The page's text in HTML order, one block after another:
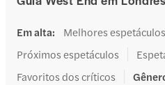
Em alta: Melhores espetáculos
Próximos espetáculos
Favoritos dos críticos